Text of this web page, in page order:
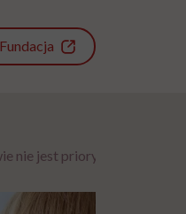
Fundacja
nie jest priorytetem rządu”